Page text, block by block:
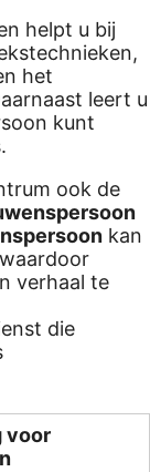
helpt u bij
het
leert u
kunt
ook de
kan
verhaal te
die
voor